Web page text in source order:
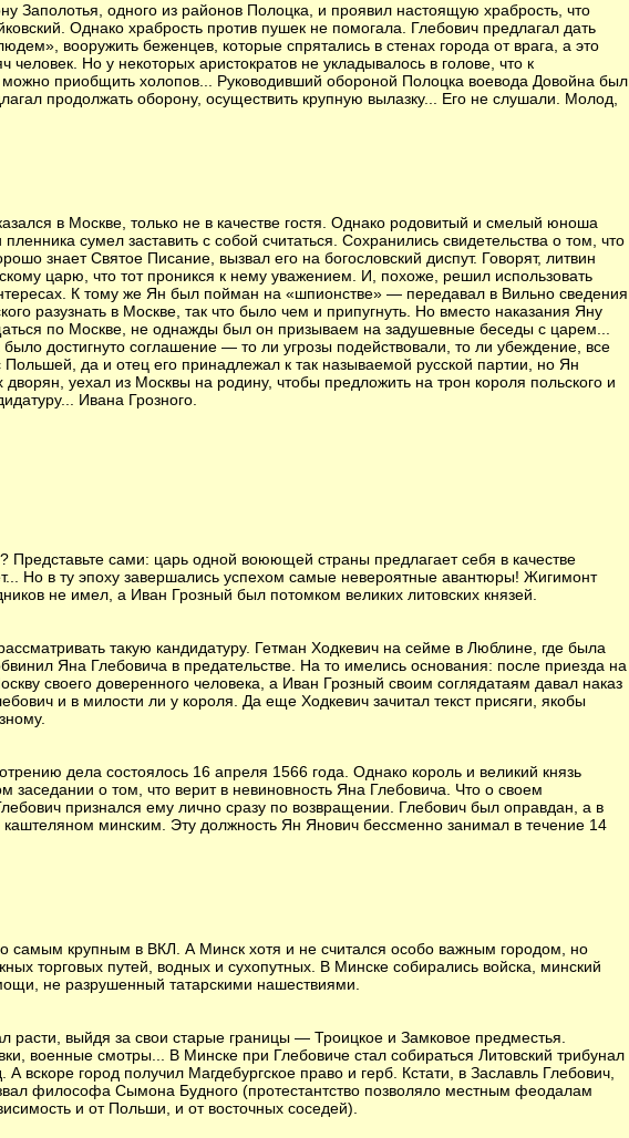
Заполотья, одного из районов Полоцка, и проявил настоящую храбрость, что
Однако храбрость против пушек не помогала. Глебович предлагал дать
вооружить беженцев, которые спрятались в стенах города от врага, а это
человек. Но у некоторых аристократов не укладывалось в голове, что к
приобщить холопов... Руководивший обороной Полоцка воевода Довойна был
продолжать оборону, осуществить крупную вылазку... Его не слушали. Молод,
в Москве, только не в качестве гостя. Однако родовитый и смелый юноша
сумел заставить с собой считаться. Сохранились свидетельства о том, что
знает Святое Писание, вызвал его на богословский диспут. Говорят, литвин
царю, что тот проникся к нему уважением. И, похоже, решил использовать
К тому же Ян был пойман на «шпионстве» — передавал в Вильно сведения
разузнать в Москве, так что было чем и припугнуть. Но вместо наказания Яну
по Москве, не однажды был он призываем на задушевные беседы с царем...
было достигнуто соглашение — то ли угрозы подействовали, то ли убеждение, все
да и отец его принадлежал к так называемой русской партии, но Ян
уехал из Москвы на родину, чтобы предложить на трон короля польского и
Ивана Грозного.
Представьте сами: царь одной воюющей страны предлагает себя в качестве
Но в ту эпоху завершались успехом самые невероятные авантюры! Жигимонт
не имел, а Иван Грозный был потомком великих литовских князей.
такую кандидатуру. Гетман Ходкевич на сейме в Люблине, где была
Яна Глебовича в предательстве. На то имелись основания: после приезда на
своего доверенного человека, а Иван Грозный своим соглядатаям давал наказ
и в милости ли у короля. Да еще Ходкевич зачитал текст присяги, якобы
дела состоялось 16 апреля 1566 года. Однако король и великий князь
заседании о том, что верит в невиновность Яна Глебовича. Что о своем
признался ему лично сразу по возвращении. Глебович был оправдан, а в
каштеляном минским. Эту должность Ян Янович бессменно занимал в течение 14
самым крупным в ВКЛ. А Минск хотя и не считался особо важным городом, но
торговых путей, водных и сухопутных. В Минске собирались войска, минский
не разрушенный татарскими нашествиями.
расти, выйдя за свои старые границы — Троицкое и Замковое предместья.
военные смотры... В Минске при Глебовиче стал собираться Литовский трибунал
город получил Магдебургское право и герб. Кстати, в Заславль Глебович,
философа Сымона Будного (протестантство позволяло местным феодалам
и от Польши, и от восточных соседей).